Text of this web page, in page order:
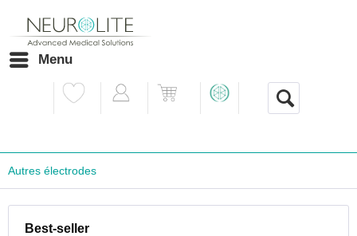
Menu
Autres électrodes
Best-seller